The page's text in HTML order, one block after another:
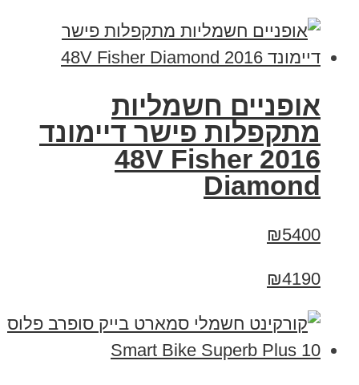
אופניים חשמליות
מתקפלות פישר דיימונד
2016 48V Fisher
Diamond
₪5400
₪4190